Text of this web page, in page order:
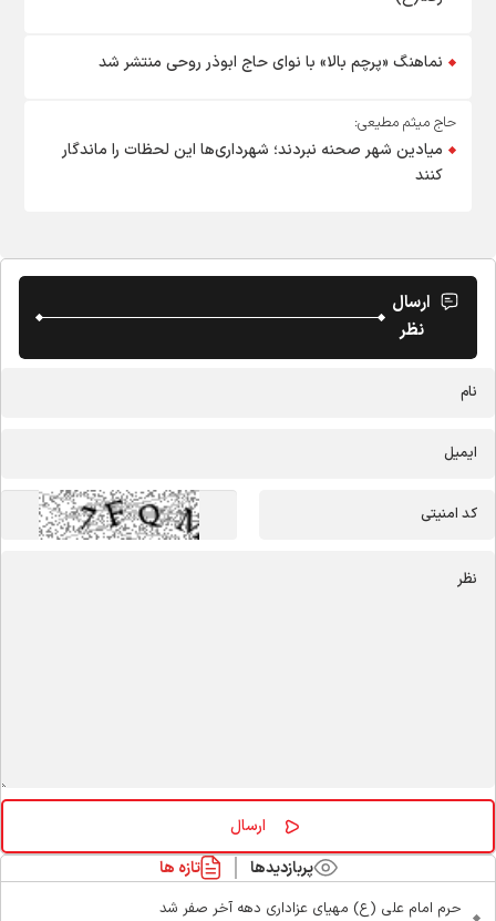
نماهنگ «پرچم بالا» با نوای حاج ابوذر روحی منتشر شد
حاج میثم مطیعی:
میادین شهر صحنه نبردند؛ شهرداری‌ها این لحظات را ماندگار
کنند
ارسال
نظر
پربازدیدها تازه ها
حرم امام علی (ع) مهیای عزاداری دهه آخر صفر شد